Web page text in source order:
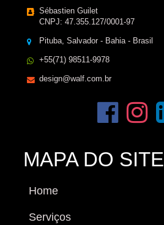
Sébastien Guilet
CNPJ: 47.355.127/0001-97
Pituba, Salvador - Bahia - Brasil
+55(71) 98511-9978
design@walf.com.br
MAPA DO SITE
Home
Serviços